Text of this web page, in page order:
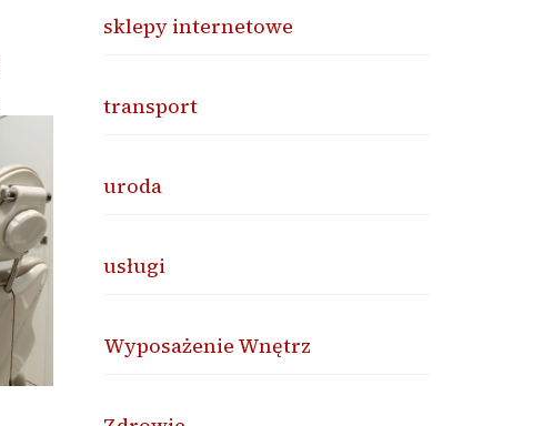
sklepy internetowe
transport
uroda
usługi
Wyposażenie Wnętrz